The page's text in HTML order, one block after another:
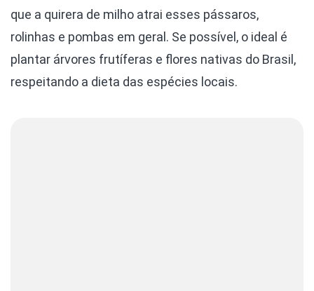
que a quirera de milho atrai esses pássaros,
rolinhas e pombas em geral. Se possível, o ideal é
plantar árvores frutíferas e flores nativas do Brasil,
respeitando a dieta das espécies locais.